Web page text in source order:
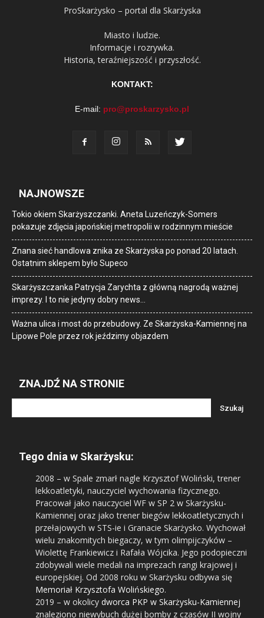
ProSkarżysko – portal dla Skarżyska
Miasto i ludzie.
Informacje i rozrywka.
Historia, teraźniejszość i przyszłość.
KONTAKT:
E-mail: pro@proskarzysko.pl
NAJNOWSZE
Tokio okiem Skarżyszczanki. Aneta Luzeńczyk-Somers
pokazuje zdjęcia japońskiej metropolii w rodzinnym mieście
Znana sieć handlowa znika ze Skarżyska po ponad 20 latach.
Ostatnim sklepem było Supeco
Skarżyszczanka Patrycja Zarychta z główną nagrodą ważnej
imprezy. I to nie jedyny dobry news…
Ważna ulica i most do przebudowy. Ze Skarżyska-Kamiennej na
Lipowe Pole przez rok jeździmy objazdem
ZNAJDŹ NA STRONIE
Tego dnia w Skarżysku:
2008 – w Spale zmarł nagle Krzysztof Woliński, trener
lekkoatletyki, nauczyciel wychowania fizycznego.
Pracował jako nauczyciel WF w SP 2 w Skarżysku-
Kamiennej oraz jako trener biegów lekkoatletycznych i
przełajowych w STS-ie i Granacie Skarżysko. Wychował
wielu znakomitych biegaczy, w tym olimpijczyków –
Wiolettę Frankiewicz i Rafała Wójcika. Jego podopieczni
zdobywali wiele medali na imprezach rangi krajowej i
europejskiej. Od 2008 roku w Skarżysku odbywa się
Memoriał Krzysztofa Wolińskiego.
2019 – w okolicy dworca PKP w Skarżysku-Kamiennej
znaleziono niewybuch dużej bomby z czasów II wojny